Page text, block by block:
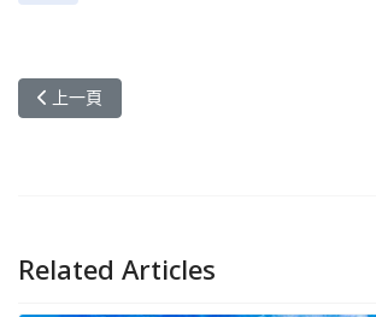
上一篇文章: 元智電子報記者 徵選計畫開跑囉！
上一頁
Related Articles